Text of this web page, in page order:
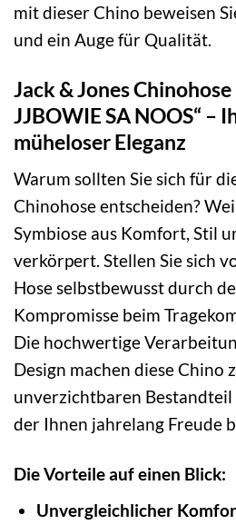
mit dieser Chino beweisen
und ein Auge für Qualität.
Jack & Jones Chinohose
JJBOWIE SA NOOS“ –
müheloser Eleganz
Warum sollten Sie sich für
Chinohose entscheiden?
Symbiose aus Komfort, Stil
verkörpert. Stellen Sie sich
Hose selbstbewusst durch
Kompromisse beim
Die hochwertige
Design machen diese Chino
unverzichtbaren
der Ihnen jahrelang Freude
Die Vorteile auf einen Blick:
Unvergleichlicher